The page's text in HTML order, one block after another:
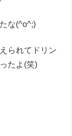
な(^o^;)
られてドリン
たよ(笑)